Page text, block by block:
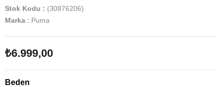
Stok Kodu
(30876206)
Marka : Puma
₺6.999,00
Beden